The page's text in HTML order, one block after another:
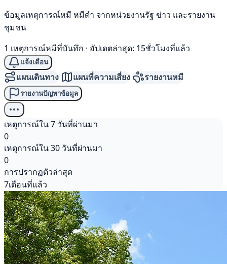
ข้อมูลเหตุการณ์หมี หมีดำ จากหน่วยงานรัฐ ข่าว และรายงาน
ชุมชน
1 เหตุการณ์หมีที่บันทึก · อัปเดตล่าสุด: 15ชั่วโมงที่แล้ว
แจ้งเตือน
แผนเดินทาง แผนที่ความเสี่ยง รายงานหมี
รายงานปัญหาข้อมูล
เหตุการณ์ใน 7 วันที่ผ่านมา
0
เหตุการณ์ใน 30 วันที่ผ่านมา
0
การปรากฏตัวล่าสุด
7เดือนที่แล้ว